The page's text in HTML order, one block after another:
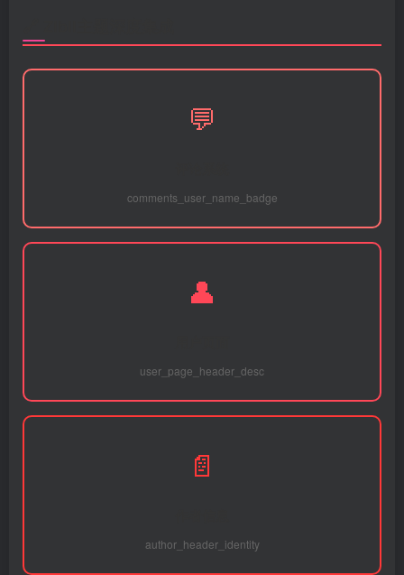
💬
comments_user_name_badge
👤
user_page_header_desc
📄
author_header_identity